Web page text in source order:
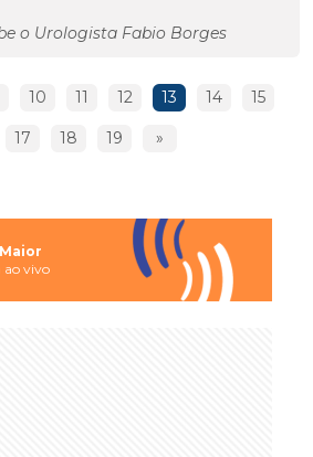
o Urologista Fabio Borges
10 11 12 13 14 15
17 18 19 »
ao vivo